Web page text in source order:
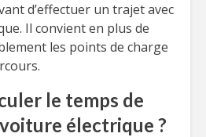
d’effectuer un trajet avec
Il convient en plus de
les points de charge
le temps de
électrique ?